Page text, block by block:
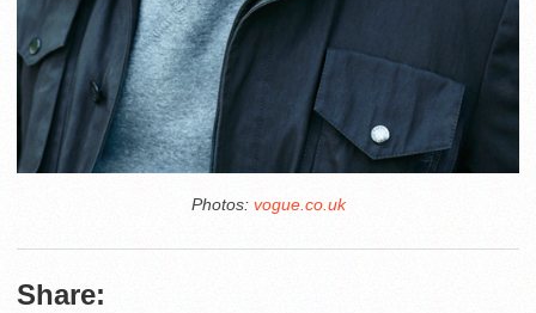
Photos: vogue.co.uk
Share: